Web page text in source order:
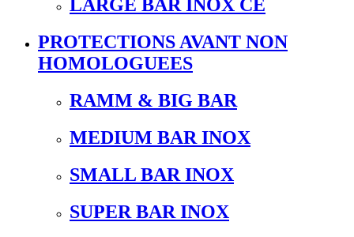
LARGE BAR INOX CE
PROTECTIONS AVANT NON
HOMOLOGUEES
RAMM & BIG BAR
MEDIUM BAR INOX
SMALL BAR INOX
SUPER BAR INOX